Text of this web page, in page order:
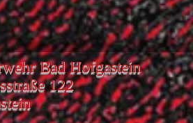
Bad Hofgastein
122